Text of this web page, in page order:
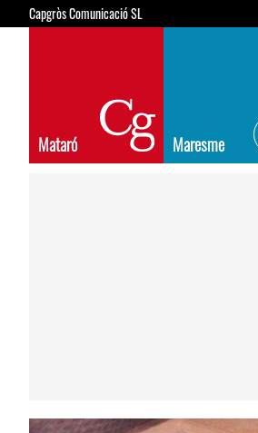
Capgròs Comunicació SL
Mataró Maresme